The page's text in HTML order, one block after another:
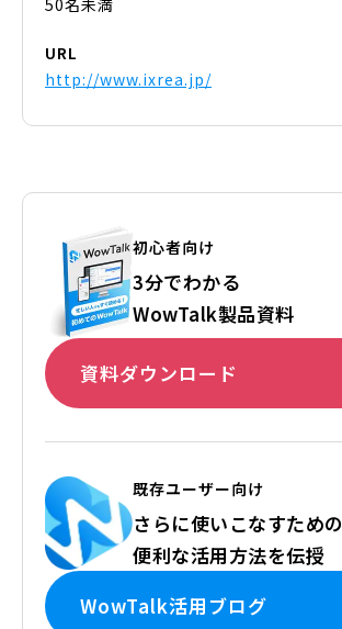
URL
http://www.ixrea.jp/
初心者向け
3分でわかる
WowTalk製品資料
資料ダウンロード
既存ユーザー向け
さらに使いこなすための
便利な活用方法を伝授
WowTalk活用ブログ